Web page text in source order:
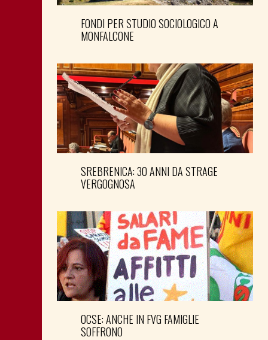
FONDI PER STUDIO SOCIOLOGICO A
MONFALCONE
SREBRENICA: 30 ANNI DA STRAGE
VERGOGNOSA
OCSE: ANCHE IN FVG FAMIGLIE
SOFFRONO